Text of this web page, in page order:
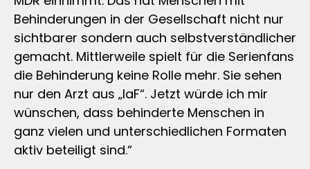
Behinderungen in der Gesellschaft nicht nur
sichtbarer sondern auch selbstverständlicher
gemacht. Mittlerweile spielt für die Serienfans
die Behinderung keine Rolle mehr. Sie sehen
nur den Arzt aus „IaF“. Jetzt würde ich mir
wünschen, dass behinderte Menschen in
ganz vielen und unterschiedlichen Formaten
aktiv beteiligt sind.“